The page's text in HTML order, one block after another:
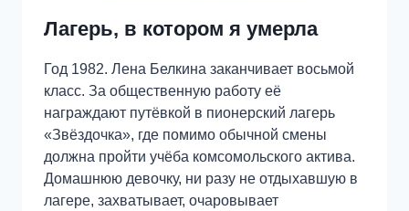
Лагерь, в котором я умерла
Год 1982. Лена Белкина заканчивает восьмой
класс. За общественную работу её
награждают путёвкой в пионерский лагерь
«Звёздочка», где помимо обычной смены
должна пройти учёба комсомольского актива.
Домашнюю девочку, ни разу не отдыхавшую в
лагере, захватывает, очаровывает